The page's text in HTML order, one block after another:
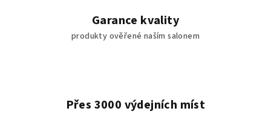
Garance kvality
produkty ověřené naším salonem
Přes 3000 výdejních míst